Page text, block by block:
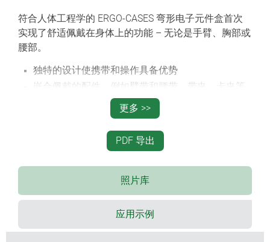
符合人体工程学的 ERGO-CASES 弯形电子元件盒首次
实现了舒适佩戴在身体上的功能 – 无论是手臂、胸部或
腰部。
独特的设计使携带和操作具备优势
嵌合佩戴的配件，例如臂带和腰带、带夹、卡夹等
4 种规格， 2 种颜色
可选带或不带电池：
附加适配 4 个 AA、 1 个 9 V、 2 个 9 V (规格 M, L)
带 TPE 中间环的规格 XS 可选无或带窗口用于适配
配件，如手链、手带等
可选较平或较高的上盖用于安装配置
规格 L 可选带半透明 PC 材质或相同主盒材质 ABS
更多 >>
PDF 导出
照片库
应用示例